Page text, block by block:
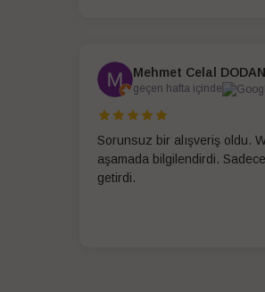
Mehmet Celal
geçen hafta içinde
Sorunsuz bir alışveriş oldu.
aşamada bilgilendirdi.
getirdi.